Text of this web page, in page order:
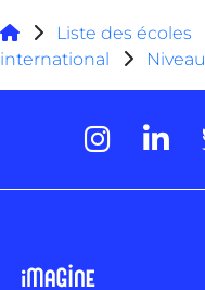
Liste des écoles
international
Niveau